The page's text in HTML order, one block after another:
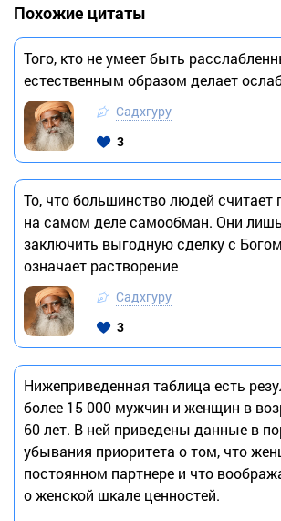
Похожие цитаты
Того, кто не умеет быть
естественным образом делает
Садхгуру
3
То, что большинство людей считает
на самом деле самообман. Они
заключить выгодную сделку с
означает растворение
Садхгуру
3
Нижеприведенная таблица есть
более 15 000 мужчин и женщин в
60 лет. В ней приведены данные в
убывания приоритета о том, что
постоянном партнере и что
о женской шкале ценностей.